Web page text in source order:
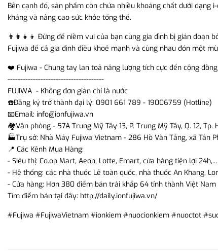
Bên cạnh đó, sản phẩm còn chứa nhiều khoáng chất dưới dạng
kháng và nâng cao sức khỏe tổng thể.
👨‍👩‍👧‍👦 Đừng để niềm vui của bạn cùng gia đình bị gián đoạn
Fujiwa để cả gia đình điều khoẻ mạnh và cùng nhau đón một
❤️ Fujiwa - Chung tay lan toả năng lượng tích cực đến cộng đồng.
--------------------------------------
FUJIWA - Không đơn giản chỉ là nước
☎️Đăng ký trở thành đại lý: 0901 661 789 - 19006759 (Hotline)
📧Email: info@ionfujiwa.vn
🏘️Văn phòng - 57A Trung Mỹ Tây 13, P. Trung Mỹ Tây, Q. 12, Tp.
🏭Trụ sở: Nhà Máy Fujiwa Vietnam - 286 Hồ Văn Tắng, xã Tân
📍 Các Kênh Mua Hàng:
- Siêu thị: Co.op Mart, Aeon, Lotte, Emart, cửa hàng tiện lợi 24h,...
- Hệ thống: các nhà thuốc Lẻ toàn quốc, nhà thuốc An Khang,
- Cửa hàng: Hơn 380 điểm bán trải khắp 64 tỉnh thành Việt Nam
Tìm điểm bán tại đây: http://daily.ionfujiwa.vn/
#Fujiwa #FujiwaVietnam #ionkiem #nuocionkiem #nuoctot